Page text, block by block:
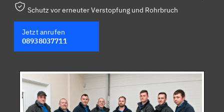
Schutz vor erneuter Verstopfung und Rohrbruch
Jetzt anrufen
08938037711